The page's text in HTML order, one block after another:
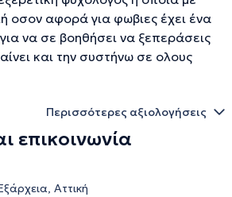
οσον αφορά για φωβιες έχει ένα
να σε βοηθήσει να ξεπεράσεις
και την συστήνω σε ολους
Περισσότερες αξιολογήσεις
επικοινωνία
Αττική